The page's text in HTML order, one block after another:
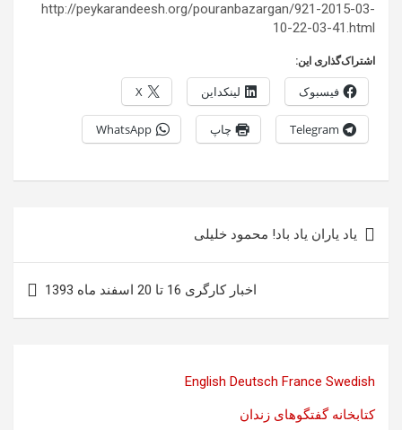
http://peykarandeesh.org/pouranbazargan/921-2015-03-
10-22-03-41.html
اشتراک‌گذاری این:
فیسبوک لینکداین X
Telegram چاپ WhatsApp
نوشته
یاد یاران یاد باد! محمود خلیلی
اخبار کارگری 16 تا 20 اسفند ماه 1393
English Deutsch France Swedish
کتابخانه گفتگوهای زندان